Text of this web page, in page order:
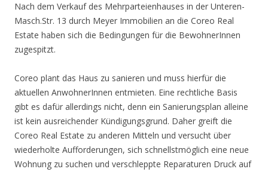
Nach dem Verkauf des Mehrparteienhauses in der Unteren-
Masch.Str. 13 durch Meyer Immobilien an die Coreo Real
Estate haben sich die Bedingungen für die BewohnerInnen
zugespitzt.
Coreo plant das Haus zu sanieren und muss hierfür die
aktuellen AnwohnerInnen entmieten. Eine rechtliche Basis
gibt es dafür allerdings nicht, denn ein Sanierungsplan alleine
ist kein ausreichender Kündigungsgrund. Daher greift die
Coreo Real Estate zu anderen Mitteln und versucht über
wiederholte Aufforderungen, sich schnellstmöglich eine neue
Wohnung zu suchen und verschleppte Reparaturen Druck auf